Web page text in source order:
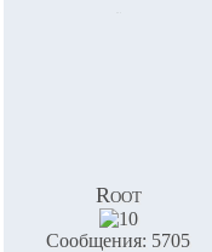
Root
Сообщения: 5705